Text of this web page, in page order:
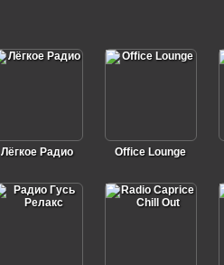
Лёгкое Радио Office Lounge